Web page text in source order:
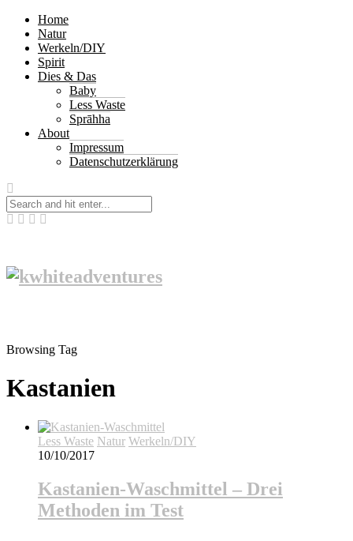
Home
Natur
Werkeln/DIY
Spirit
Dies & Das
Baby
Less Waste
Sprāhha
About
Impressum
Datenschutzerklärung
Browsing Tag
Kastanien
Less Waste Natur Werkeln/DIY
10/10/2017
Kastanien-Waschmittel – Drei
Methoden im Test